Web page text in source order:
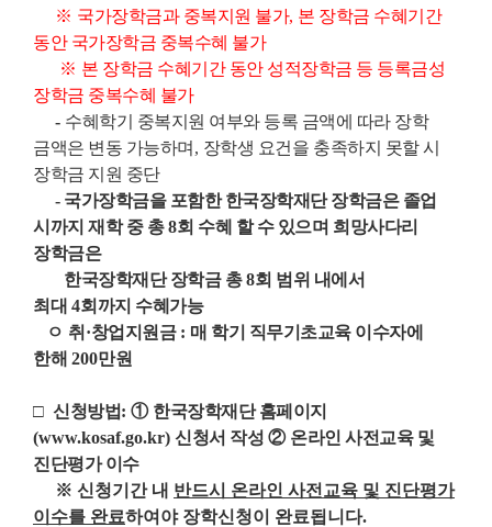
※ 국가장학금과 중복지원 불가, 본 장학금 수혜기간
동안 국가장학금 중복수혜 불가
※ 본 장학금 수혜기간 동안 성적장학금 등 등록금성
장학금 중복수혜 불가
- 수혜학기 중복지원 여부와 등록 금액에 따라 장학
금액은 변동 가능하며 , 장학생 요건을 충족하지 못할 시
장학금 지원 중단
- 국가장학금을 포함한 한국장학재단 장학금은 졸업
시까지 재학 중 총8회 수혜 할 수 있으며 희망사다리
장학금은
한국장학재단 장학금 총8회 범위 내에서
최대 4회까지 수혜가능
ㅇ 취 ·창업지원금: 매 학기 직무기초교육 이수자에
한해 200만원
□ 신청방법: ① 한국장학재단 홈페이지
(www.kosaf.go.kr) 신청서 작성 ② 온라인 사전교육 및
진단평가 이수
※ 신청기간 내 반드시 온라인 사전교육 및 진단평가
이수를 완료하여야 장학신청이 완료됩니다.